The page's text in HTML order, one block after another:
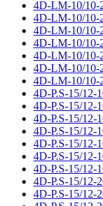
4D-LM-10/10-
4D-LM-10/10-
4D-LM-10/10-
4D-LM-10/
4D-LM-10/10-
4D-LM-10/10-
4D-LM-10/10-
4D-P.S-15/12-
4D-P.S-15/
4D-P.S-15/12-
4D-P.S-15/
4D-P.S-15/12-
4D-P.S-15/12-
4D-P.S-15/12-
4D-P.S-15/12-
4D-P.S-15/